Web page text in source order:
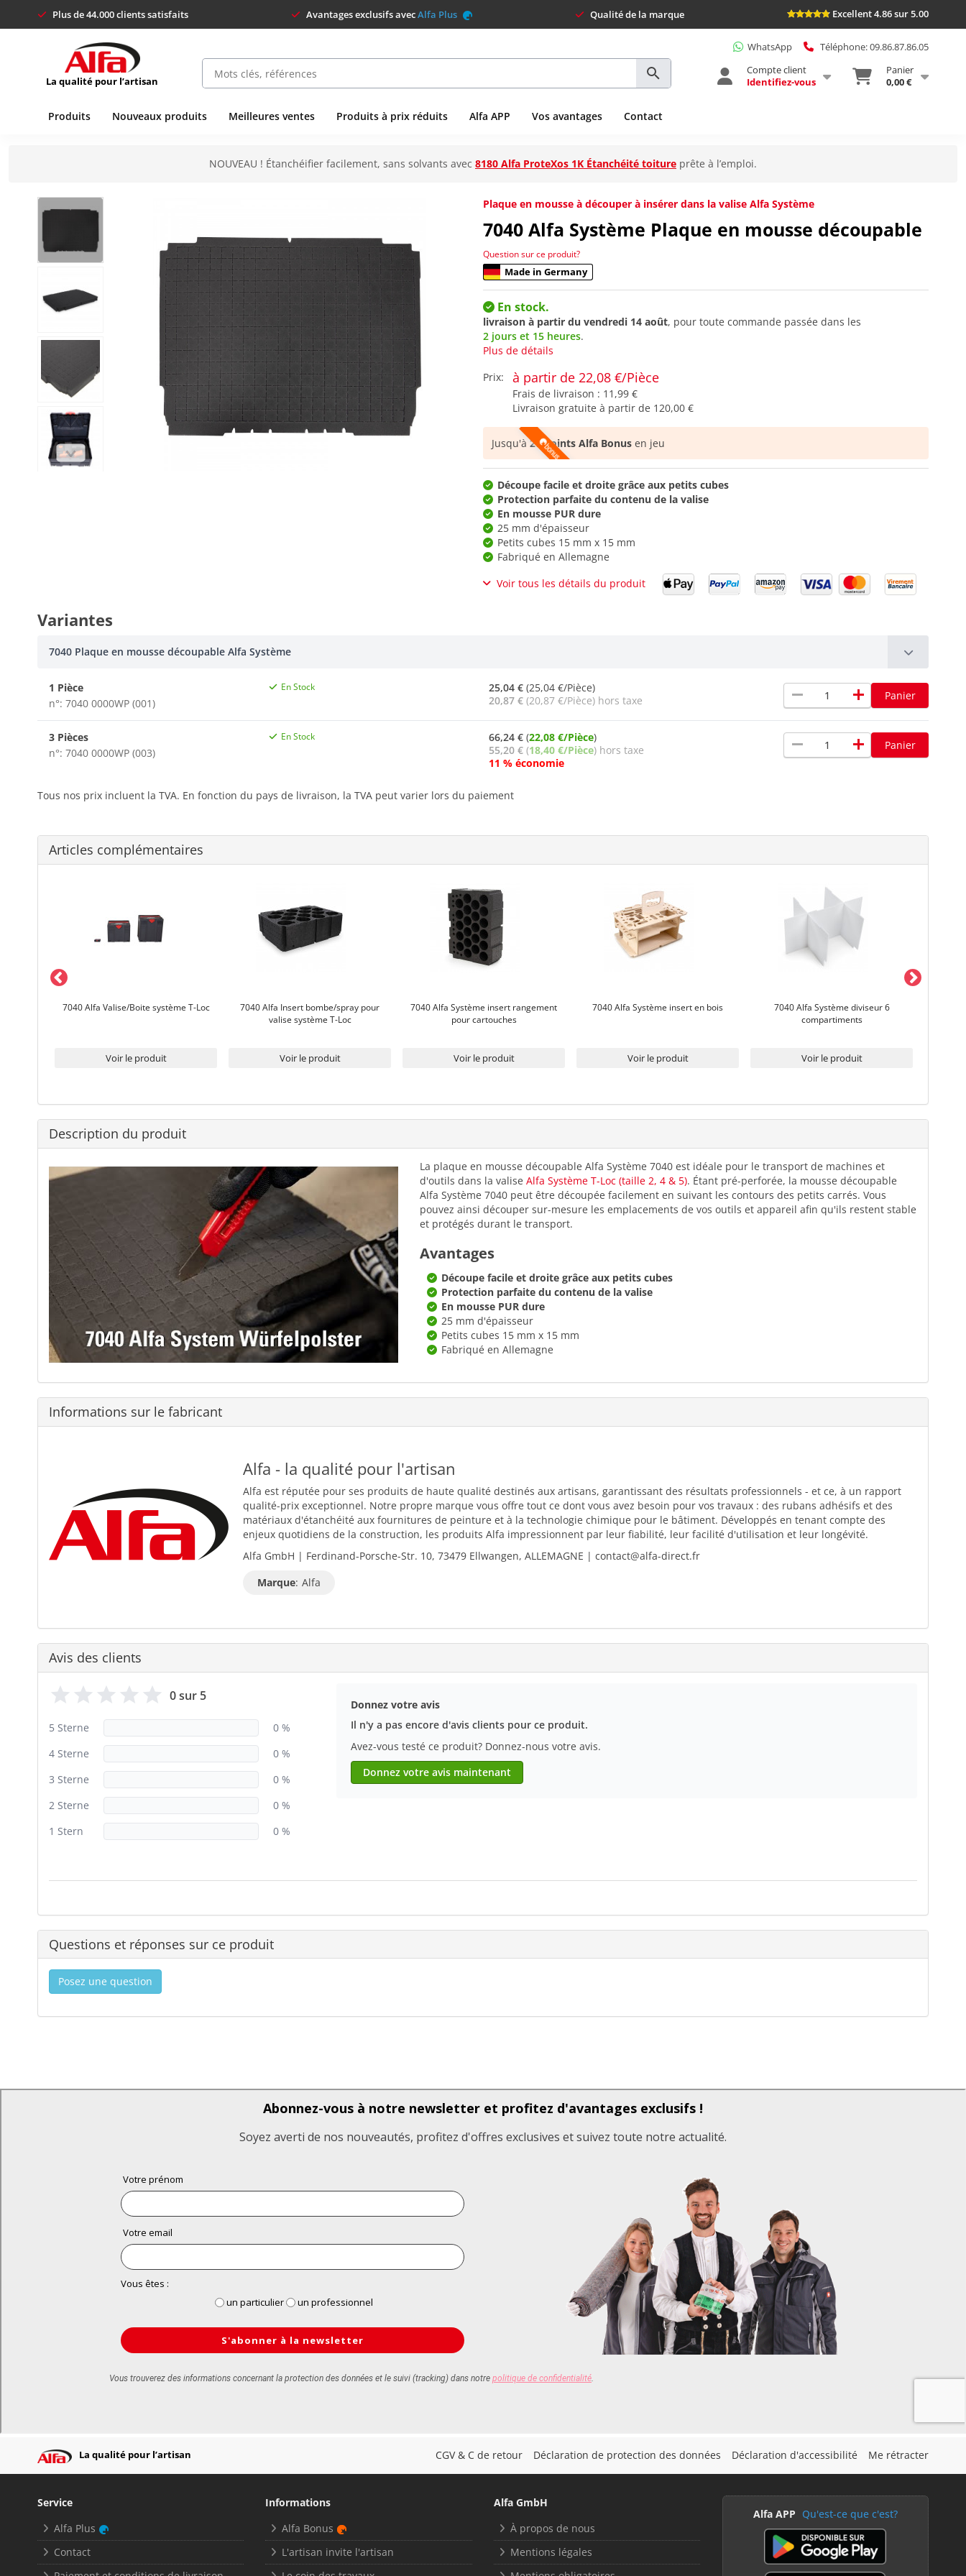
Plus de 44.000 clients satisfaits Avantages exclusifs avecAlfa Plus Qualité de la marque Excellent 4.86 sur 5.00
La qualité pour l’artisan
WhatsApp
Téléphone: 09.86.87.86.05
Compte client
Identifiez-vous
Panier
0,00 €
Produits Nouveaux produits Meilleures ventes Produits à prix réduits Alfa APP Vos avantages Contact
NOUVEAU ! Étanchéifier facilement, sans solvants avec 8180 Alfa ProteXos 1K Étanchéité toiture prête à l’emploi.
Plaque en mousse à découper à insérer dans la valise Alfa Système
7040 Alfa Système Plaque en mousse découpable
Question sur ce produit?
Made in Germany
En stock.
livraison à partir du vendredi 14 août, pour toute commande passée dans les
2 jours et 15 heures.
Plus de détails
Prix:
à partir de 22,08 €/Pièce
Frais de livraison : 11,99 €
Livraison gratuite à partir de 120,00 €
Jusqu'à27 points Alfa Bonus en jeu
Découpe facile et droite grâce aux petits cubes
Protection parfaite du contenu de la valise
En mousse PUR dure
25 mm d'épaisseur
Petits cubes 15 mm x 15 mm
Fabriqué en Allemagne
Voir tous les détails du produit
Variantes
7040 Plaque en mousse découpable Alfa Système
1 Pièce
n°: 7040 0000WP (001)
En Stock 25,04 € (25,04 €/Pièce)
20,87 € (20,87 €/Pièce) hors taxe remove add Panier
3 Pièces
n°: 7040 0000WP (003)
En Stock 66,24 € (22,08 €/Pièce)
55,20 € (18,40 €/Pièce) hors taxe
11 % économie
remove add Panier
Tous nos prix incluent la TVA. En fonction du pays de livraison, la TVA peut varier lors du paiement
Articles complémentaires
7040 Alfa Valise/Boite système T-Loc
Voir le produit
7040 Alfa Insert bombe/spray pour
valise système T-Loc
Voir le produit
7040 Alfa Système insert rangement
pour cartouches
Voir le produit
7040 Alfa Système insert en bois
Voir le produit
7040 Alfa Système diviseur 6
compartiments
Voir le produit
Description du produit
La plaque en mousse découpable Alfa Système 7040 est idéale pour le transport de machines et
d'outils dans la valise Alfa Système T-Loc (taille 2, 4 & 5). Étant pré-perforée, la mousse découpable
Alfa Système 7040 peut être découpée facilement en suivant les contours des petits carrés. Vous
pouvez ainsi découper sur-mesure les emplacements de vos outils et appareil afin qu'ils restent stable
et protégés durant le transport.
Avantages
Découpe facile et droite grâce aux petits cubes
Protection parfaite du contenu de la valise
En mousse PUR dure
25 mm d'épaisseur
Petits cubes 15 mm x 15 mm
Fabriqué en Allemagne
Informations sur le fabricant
Alfa - la qualité pour l'artisan
Alfa est réputée pour ses produits de haute qualité destinés aux artisans, garantissant des résultats professionnels - et ce, à un rapport
qualité-prix exceptionnel. Notre propre marque vous offre tout ce dont vous avez besoin pour vos travaux : des rubans adhésifs et des
matériaux d'étanchéité aux fournitures de peinture et à la technologie chimique pour le bâtiment. Développés en tenant compte des
enjeux quotidiens de la construction, les produits Alfa impressionnent par leur fiabilité, leur facilité d'utilisation et leur longévité.
Alfa GmbH | Ferdinand-Porsche-Str. 10, 73479 Ellwangen, ALLEMAGNE | contact@alfa-direct.fr
Marque: Alfa
Avis des clients
0 sur 5
5 Sterne
0 %
4 Sterne
0 %
3 Sterne
0 %
2 Sterne
0 %
1 Stern
0 %
Donnez votre avis
Il n'y a pas encore d'avis clients pour ce produit.
Avez-vous testé ce produit? Donnez-nous votre avis.
Donnez votre avis maintenant
Questions et réponses sur ce produit
Posez une question
La qualité pour l’artisan CGV & C de retour Déclaration de protection des données Déclaration d'accessibilité Me rétracter
Service
Alfa Plus
Contact
Informations
Alfa Bonus
L'artisan invite l'artisan
Alfa GmbH
À propos de nous
Mentions légales
Alfa APP Qu'est-ce que c'est?